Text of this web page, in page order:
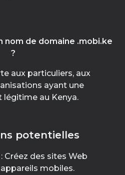
nom de domaine .mobi.ke
?
aux particuliers, aux
ayant une
légitime au Kenya.
potentielles
Créez des sites Web
mobiles.